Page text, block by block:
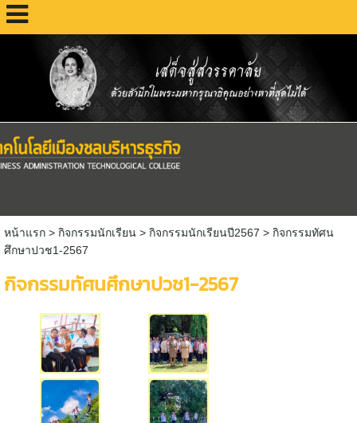
หน้าแรก> กิจกรรมนักเรียน > กิจกรรมนักเรียนปี2567 > กิจกรรมทัศน
ศึกษาปวช1-2567
กิจกรรมทัศนศึกษาปวช1-2567